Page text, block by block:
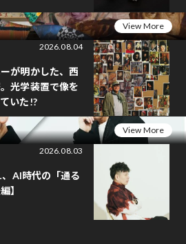
View More
2026.08.04
が明かした、西
光学装置で像を
いた!?
View More
2026.08.03
AI時代の「通る
】